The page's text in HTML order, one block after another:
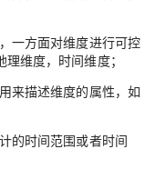
一方面对维度进行可控
维度，时间维度；
来描述维度的属性，如
的时间范围或者时间